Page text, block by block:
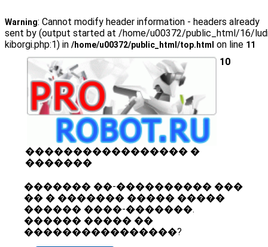
Warning: Cannot modify header information - headers already
sent by (output started at /home/u00372/public_html/16/
kiborgi.php:1) in /home/u00372/public_html/top.html on line 11
10
����������������� �
�������
������� ��-���������� ���
�� � ������� ����� �����
������ ����-�������.
������ ����� ��
����������������?